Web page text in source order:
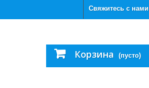
Свяжитесь с нами
Корзина (пусто)